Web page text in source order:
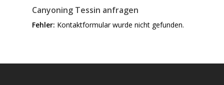
Canyoning Tessin anfragen
Fehler: Kontaktformular wurde nicht gefunden.